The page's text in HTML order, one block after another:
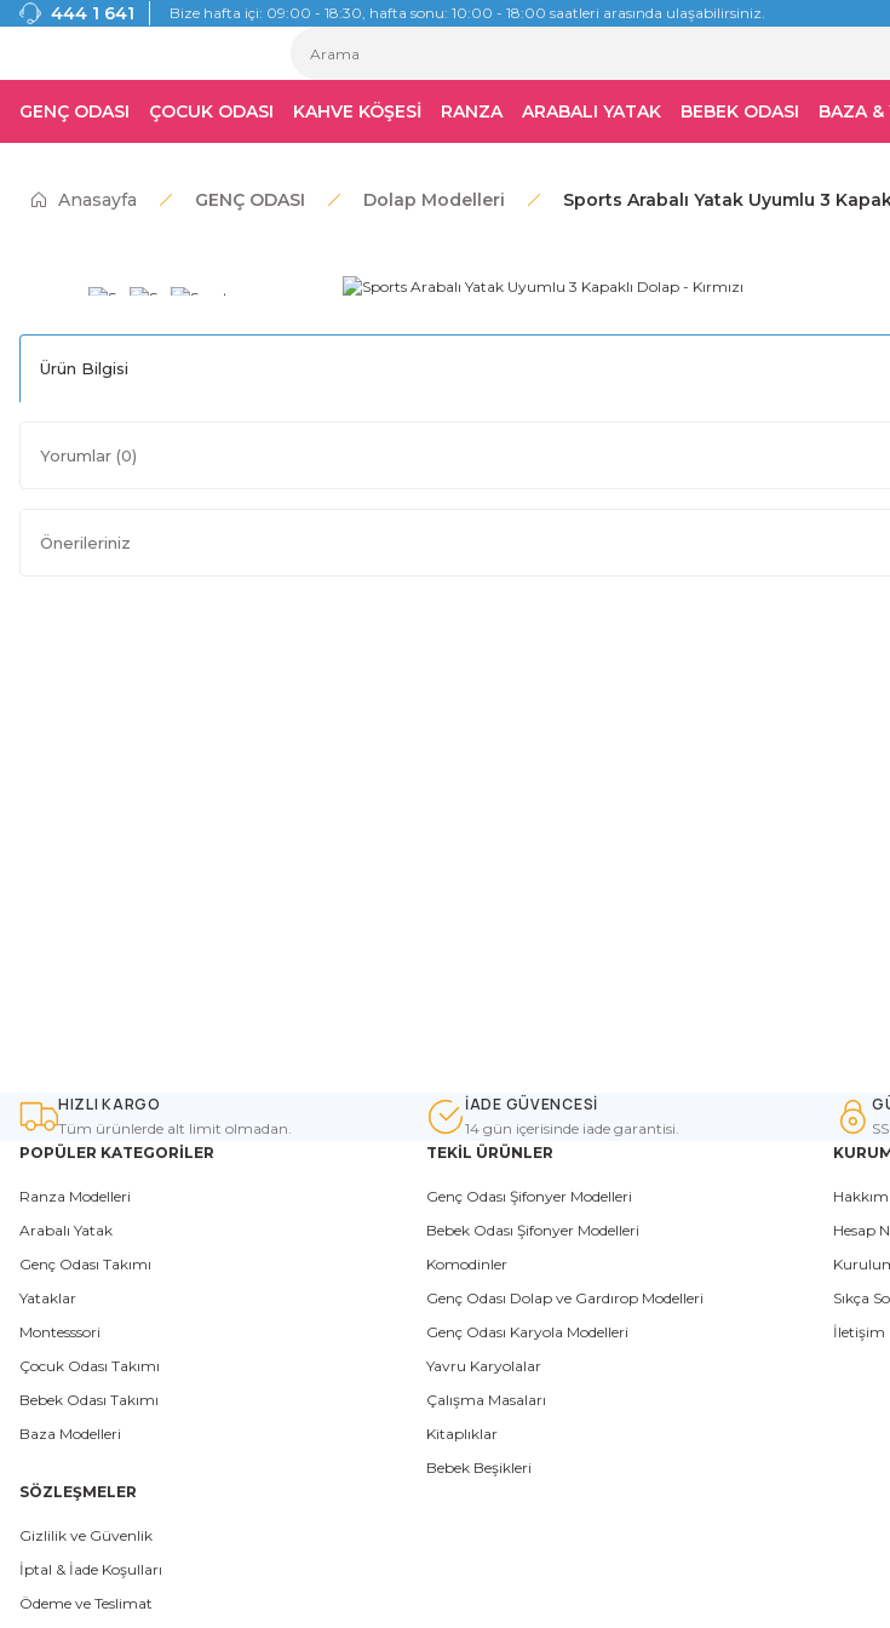
444 1 641 Bize hafta içi: 09:00 - 18:30, hafta sonu: 10:00 - 18:00 saatleri arasında ulaşabilirsiniz.
GENÇ ODASI ÇOCUK ODASI KAHVE KÖŞESİ RANZA ARABALI YATAK BEBEK ODASI BAZA &
Anasayfa GENÇ ODASI Dolap Modelleri Sports Arabalı Yatak Uyumlu 3
Ürün Bilgisi
Yorumlar (0)
Önerileriniz
HIZLI KARGO
Tüm ürünlerde alt limit olmadan.
İADE GÜVENCESİ
14 gün içerisinde iade garantisi.
POPÜLER KATEGORİLER
Ranza Modelleri
Arabalı Yatak
Genç Odası Takımı
Yataklar
Montesssori
Çocuk Odası Takımı
Bebek Odası Takımı
Baza Modelleri
TEKİL ÜRÜNLER
Genç Odası Şifonyer Modelleri
Bebek Odası Şifonyer Modelleri
Komodinler
Genç Odası Dolap ve Gardırop Modelleri
Genç Odası Karyola Modelleri
Yavru Karyolalar
Çalışma Masaları
Kitaplıklar
Bebek Beşikleri
Hesap
Sıkça
İletişim
SÖZLEŞMELER
Gizlilik ve Güvenlik
İptal & İade Koşulları
Ödeme ve Teslimat